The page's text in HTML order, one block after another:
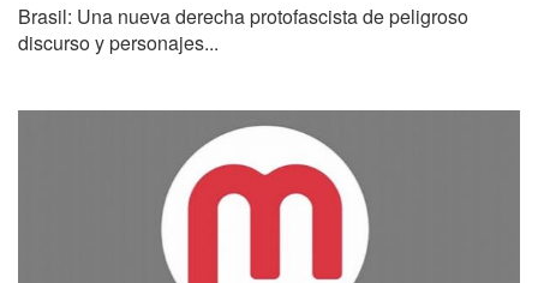
Brasil: Una nueva derecha protofascista de peligroso
discurso y personajes...